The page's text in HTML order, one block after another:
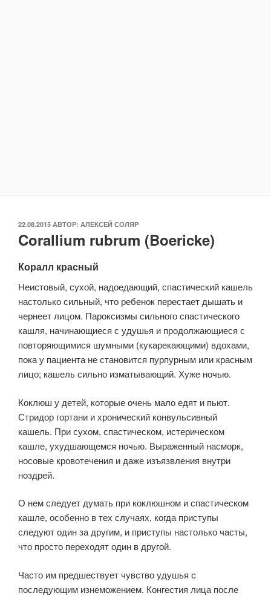
ОПУБЛИКОВАНО
22.08.2015 АВТОР: АЛЕКСЕЙ СОЛЯР
Corallium rubrum (Boericke)
Коралл красный
Неистовый, сухой, надоедающий, спастический кашель
настолько сильный, что ребенок перестает дышать и
чернеет лицом. Пароксизмы сильного спастического
кашля, начинающиеся с удушья и продолжающиеся с
повторяющимися шумными (кукарекающими) вдохами,
пока у пациента не становится пурпурным или красным
лицо; кашель сильно изматывающий. Хуже ночью.
Коклюш у детей, которые очень мало едят и пьют.
Стридор гортани и хронический конвульсивный
кашель. При сухом, спастическом, истерическом
кашле, ухудшающемся ночью. Выраженный насморк,
носовые кровотечения и даже изъязвления внутри
ноздрей.
О нем следует думать при коклюшном и спастическом
кашле, особенно в тех случаях, когда приступы
следуют один за другим, и приступы настолько часты,
что просто переходят один в другой.
Часто им предшествует чувство удушья с
последующим изнеможением. Конгестия лица после